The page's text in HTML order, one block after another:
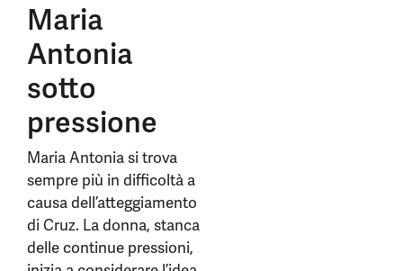
Maria
Antonia
sotto
pressione
Maria Antonia si trova
sempre più in difficoltà a
causa dell’atteggiamento
di Cruz. La donna, stanca
delle continue pressioni,